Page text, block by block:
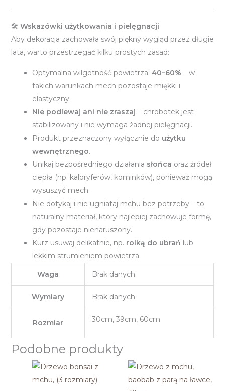
🛠️ Wskazówki użytkowania i pielęgnacji
Aby dekoracja zachowała swój piękny wygląd przez długie
lata, warto przestrzegać kilku prostych zasad:
Optymalna wilgotność powietrza: 40–60% – w
takich warunkach mech pozostaje miękki i
elastyczny.
Nie podlewaj ani nie zraszaj – chrobotek jest
stabilizowany i nie wymaga żadnej pielęgnacji.
Produkt przeznaczony wyłącznie do użytku
wewnętrznego.
Unikaj bezpośredniego działania słońca oraz źródeł
ciepła (np. kaloryferów, kominków), ponieważ mogą
wysuszyć mech.
Nie dotykaj i nie ugniataj mchu bez potrzeby – to
naturalny materiał, który najlepiej zachowuje formę,
gdy pozostaje nienaruszony.
Kurz usuwaj delikatnie, np. rolką do ubrań lub
lekkim strumieniem powietrza.
Waga
Brak danych
Wymiary Brak danych
Rozmiar 30cm, 39cm, 60cm
Podobne produkty
cen:
produkt